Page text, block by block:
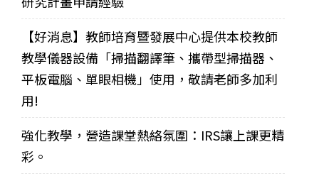
【好消息】教師培育暨發展中心提供本校教師
教學儀器設備「掃描翻譯筆、攜帶型掃描器、
平板電腦、單眼相機」使用，敬請老師多加利
用!
強化教學，營造課堂熱絡氛圍：IRS讓上課更精
彩。